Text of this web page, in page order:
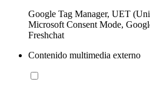
Google Tag Manager, UET
Microsoft Consent Mode,
Freshchat
Contenido multimedia externo